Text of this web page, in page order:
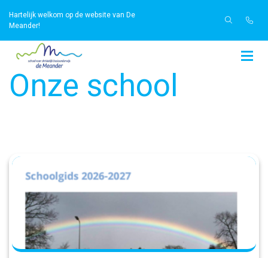
Hartelijk welkom op de website van De
Meander!
Onze school